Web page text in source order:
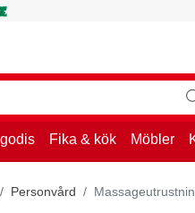
Fika & kök Möbler
Personvård